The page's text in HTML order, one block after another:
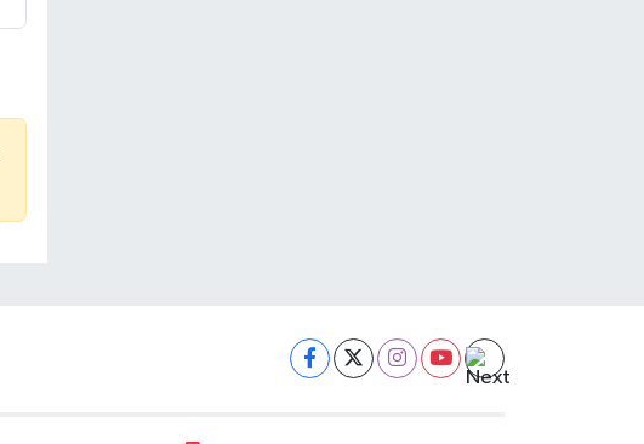
NUMUNE MAH.DR.SADIK AHMET CAD.196 B GELİŞİM
0 (326) 618 32 32